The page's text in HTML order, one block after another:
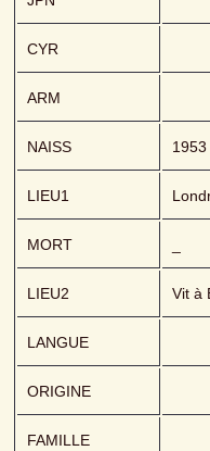
CYR
ARM
NAISS 1953
LIEU1
MORT
LIEU2 Vit à
LANGUE
ORIGINE
FAMILLE